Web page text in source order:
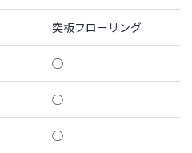
突板フローリング
◯
◯
◯